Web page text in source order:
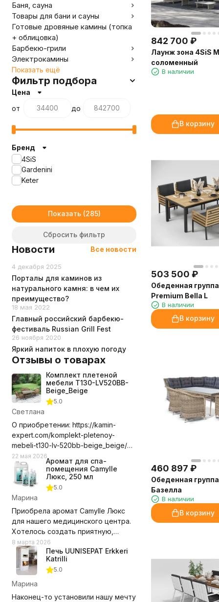
842 700 ₽
Лаунж зона 4SiS
соломенный
В наличии
В корзину
503 500 ₽
Обеденная
Premium Bella L
В наличии
В корзину
460 897 ₽
Обеденная
Базелла
В наличии
В корзину
Баня, сауна
Товары для бани и сауны
Готовые дровяные камины (топка
+ облицовка)
Барбекю-грили
Электрокамины
Показать ещё
Фильтр подбора
Цена
от
до
Бренд
4SiS
Gardenini
Keter
Показать
Сбросить фильтр
Новости Все новости
4 декабря 2025
Порталы для каминов из
натурального камня: в чем их
преимущество?
18 мая 2022
Главный российский барбекю-
фестиваль Russian Grill Fest
26 ноября 2020
Яркий напиток в плохую погоду
Отзывы о товарах
Комплект плетеной
мебели T130-LV520BB-
Beige_Beige
5.0
Светлана
О приобретении: https://kamin-
expert.com/komplekt-pletenoy-
mebeli-t130-lv-520bb-beige_beige/
Долго выбирала где приобрести
этот комплект мебели, сравнивала
цены с учетом доставки. Выбор
компании оказался правильным.
Доставили в срок, удобное для нас
время, помогли с разгрузкой.
Замечаний нет! Рекомендую и
компанию и выбранный нами
комплект мебели.
Недостатки - Пока не обнаружили.
22 мая 2026
Аромат для спа-
помещения Camylle
Люкс, 250 мл
5.0
Марина
Приобрела аромат Camylle Люкс
для нашего медицинского центра.
Хотелось создать приятную,
располагающую атмосферу для
пациентов, но при этом без резких
запахов. Этот аромат превзошёл
ожидания!
Состав из эфирных масел каяпута,
8 марта 2026
Печь UUNISEPAT Erkkeri
Katrilli
5.0
Марина
Наконец-то установили нашу мечту